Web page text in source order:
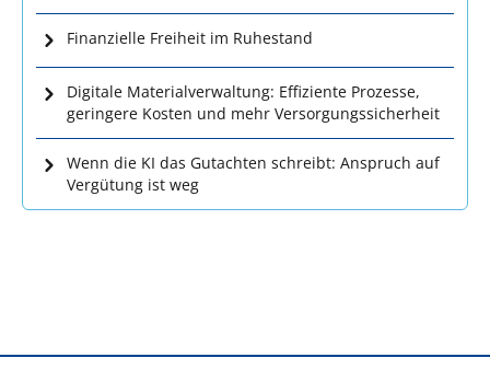
Finanzielle Freiheit im Ruhestand
Digitale Materialverwaltung: Effiziente Prozesse,
geringere Kosten und mehr Versorgungssicherheit
Wenn die KI das Gutachten schreibt: Anspruch auf
Vergütung ist weg